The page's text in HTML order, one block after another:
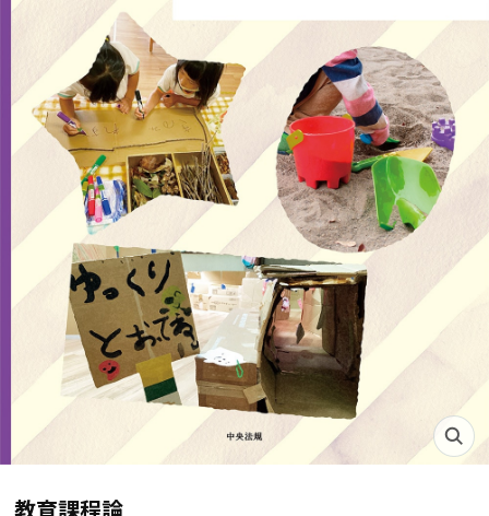
教育課程論